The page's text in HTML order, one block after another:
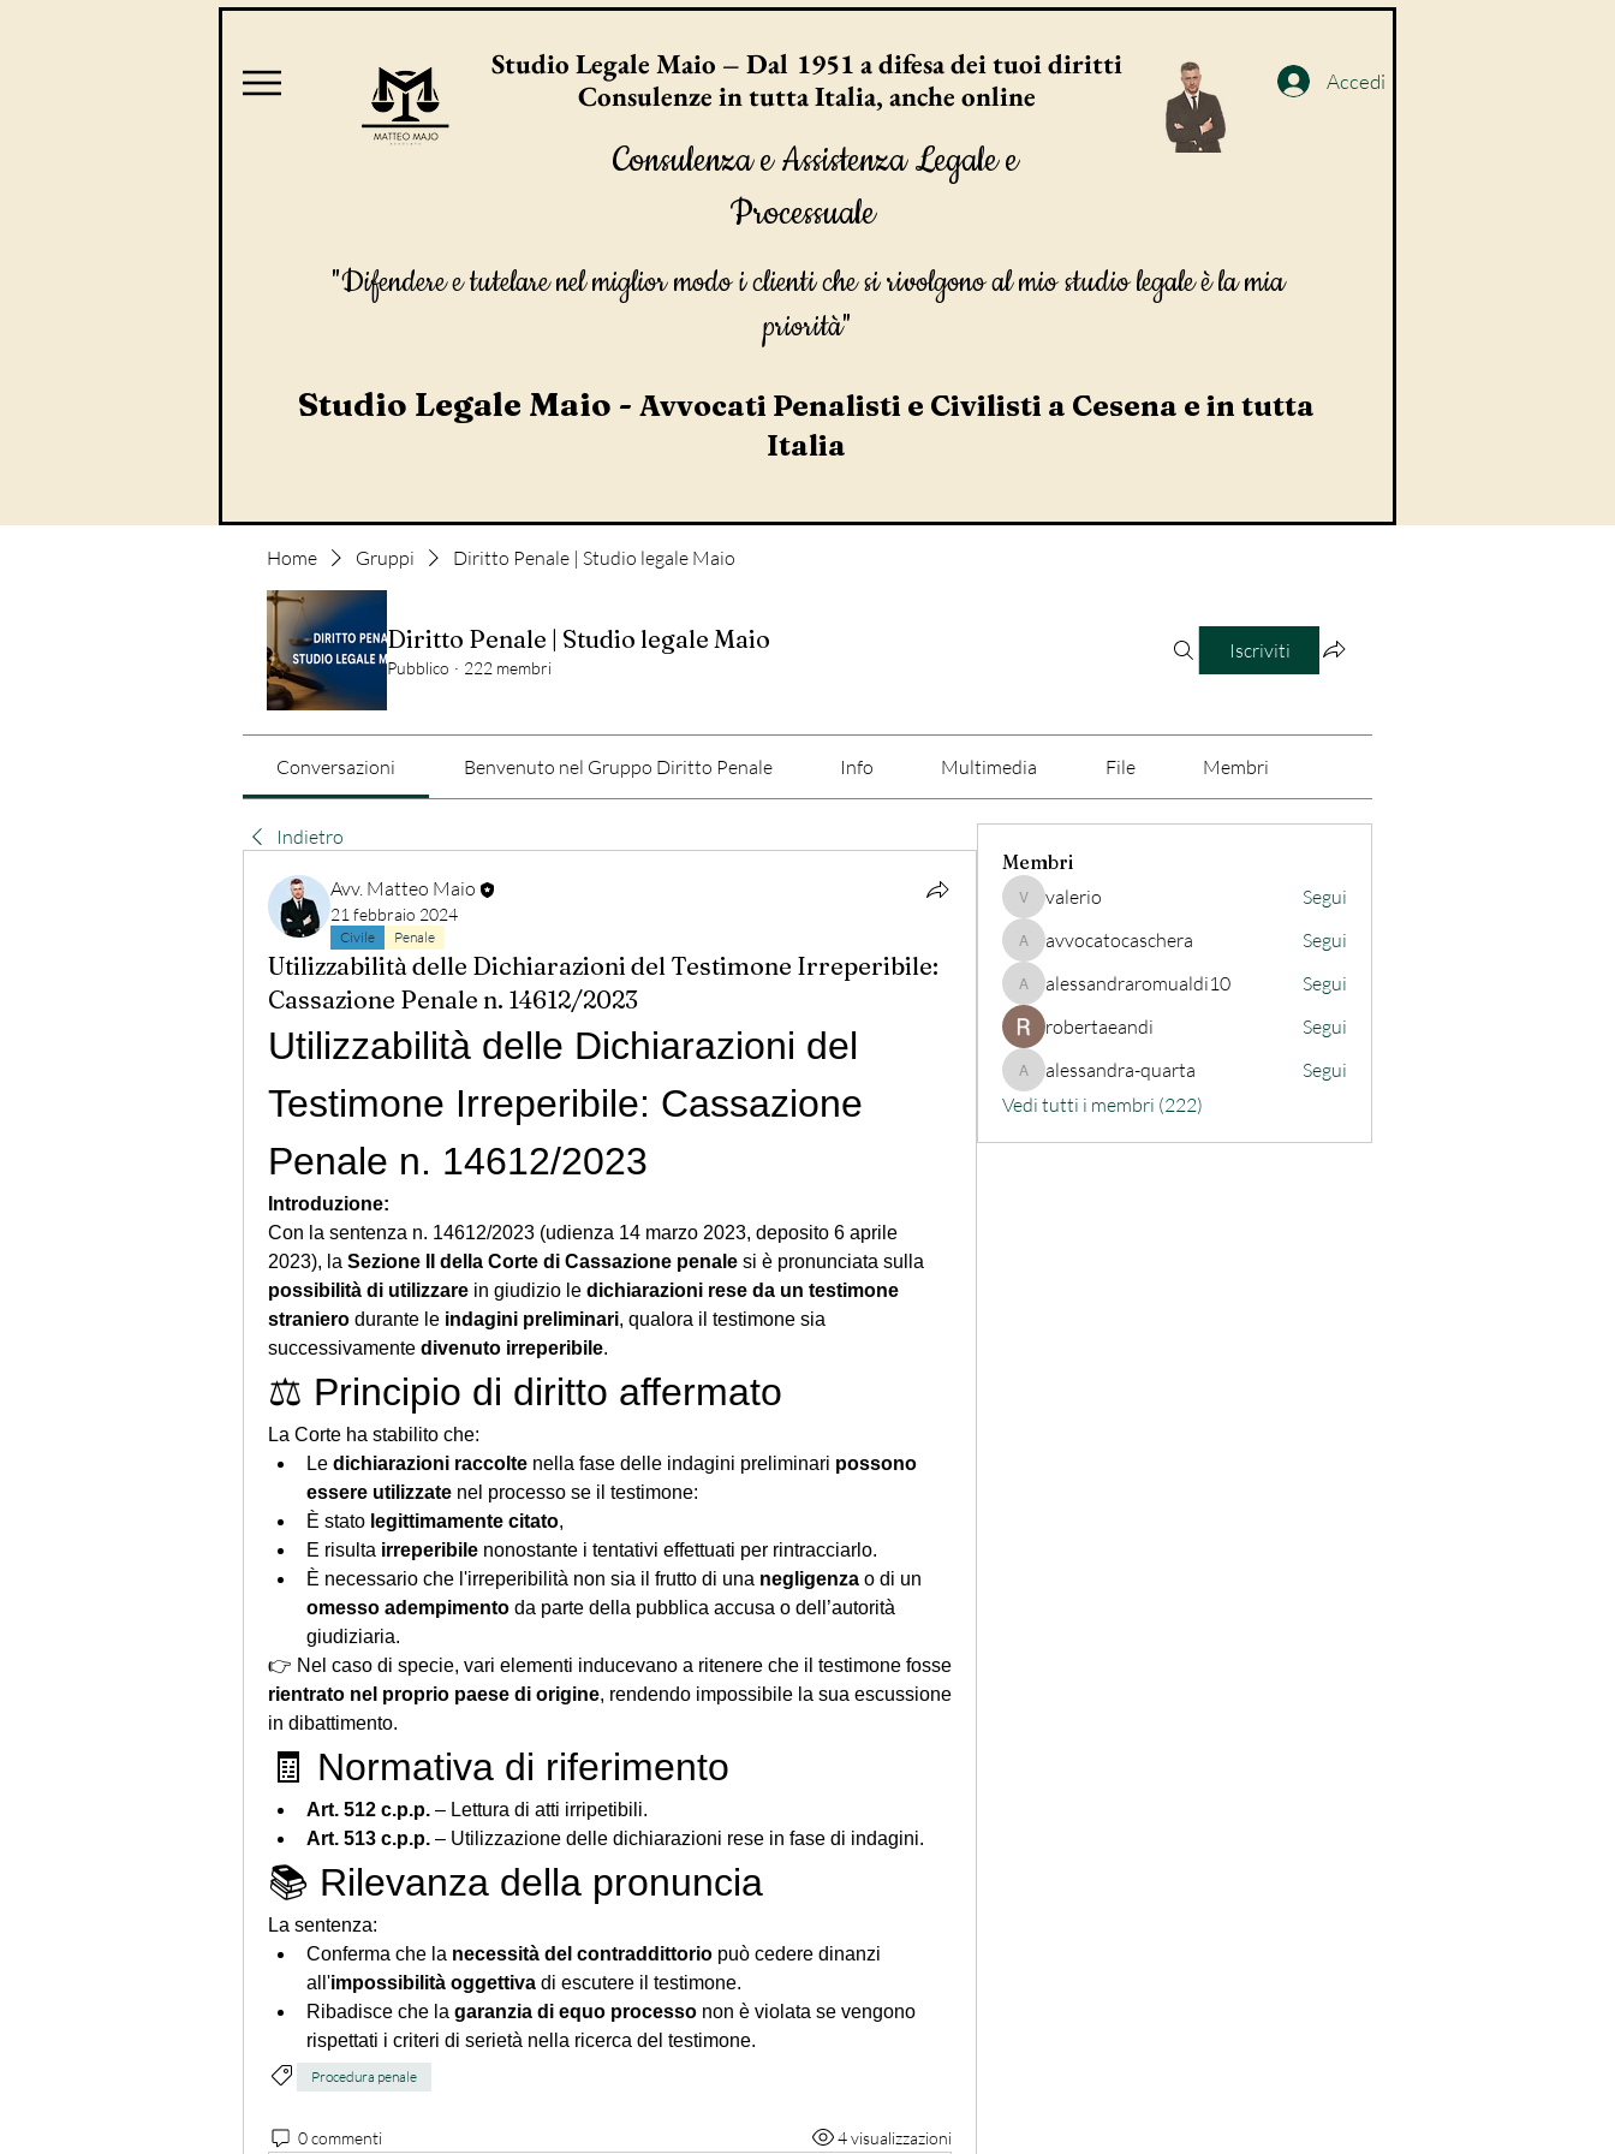
Studio Legale Maio – Dal 1951 a difesa dei tuoi diritti
Consulenze in tutta Italia, anche online
Consulenza e Assistenza Legale e
Processuale
Accedi
"Difendere e tutelare nel miglior modo i clienti che si rivolgono al mio studio legale è la mia
priorità"
Studio Legale Maio - Avvocati Penalisti e Civilisti a Cesena e in tutta
Italia
Home Gruppi Diritto Penale | Studio legale Maio
Diritto Penale | Studio legale Maio
Pubblico · 222 membri
Iscriviti
Conversazioni Benvenuto nel Gruppo Diritto Penale Info Multimedia File Membri
Indietro
Avv. Matteo Maio
21 febbraio 2024
Civile Penale
Utilizzabilità delle Dichiarazioni del Testimone Irreperibile:
Cassazione Penale n. 14612/2023
Utilizzabilità delle Dichiarazioni del
Testimone Irreperibile: Cassazione
Penale n. 14612/2023
Introduzione:
Con la sentenza n. 14612/2023 (udienza 14 marzo 2023, deposito 6 aprile
2023), la Sezione II della Corte di Cassazione penale
possibilità di utilizzare in giudizio le dichiarazioni rese da un testimone
straniero durante le indagini preliminari, qualora il testimone sia
successivamente divenuto irreperibile.
⚖️ Principio di diritto affermato
La Corte ha stabilito che:
Le dichiarazioni raccolte nella fase delle indagini preliminari possono
essere utilizzate nel processo se il testimone:
È stato legittimamente citato,
E risulta irreperibile nonostante i tentativi effettuati per rintracciarlo.
È necessario che l'irreperibilità non sia il frutto di una negligenza
omesso adempimento da parte della pubblica accusa o dell’autorità
giudiziaria.
rientrato nel proprio paese di origine, rendendo impossibile la sua escussione
in dibattimento.
🧾 Normativa di riferimento
Art. 512 c.p.p. – Lettura di atti irripetibili.
Art. 513 c.p.p. – Utilizzazione delle dichiarazioni rese in fase di indagini.
📚 Rilevanza della pronuncia
La sentenza:
Conferma che la necessità del contraddittorio può cedere dinanzi
all'impossibilità oggettiva di escutere il testimone.
Ribadisce che la garanzia di equo processo non è violata se vengono
rispettati i criteri di serietà nella ricerca del testimone.
Procedura penale
0 commenti 4 visualizzazioni
Membri
valeriovalerio Segui
avvocatocaschera
avvocatocaschera Segui
alessandraromualdi10
alessandraromualdi10
Segui
robertaeandi
Segui
alessandra-quarta
alessandra-quarta
Segui
Vedi tutti i membri (222)